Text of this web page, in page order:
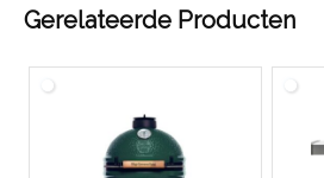
Gerelateerde Producten